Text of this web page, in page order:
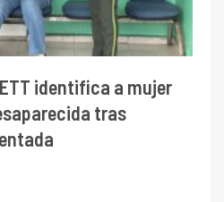
identifica a mujer
tras